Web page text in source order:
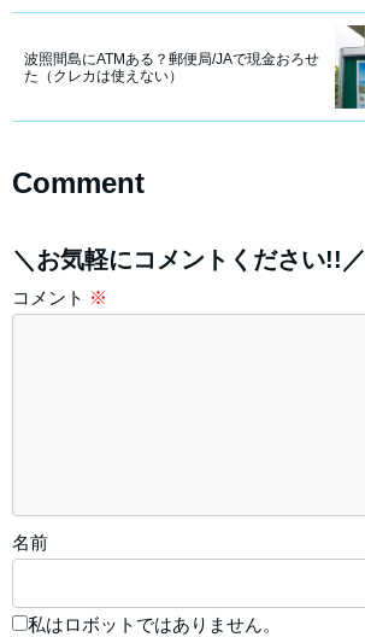
波照間島にATMある？郵便局/JAで現金おろせ
た（クレカは使えない）
Comment
＼お気軽にコメントください!!／
コメント ※
名前
私はロボットではありません。